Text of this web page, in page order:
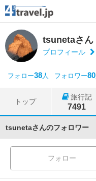
tsunetaさん
プロフィール
フォロー38人 フォロワー80
トップ
旅行記
7491
tsunetaさんのフォロワー
フォロー